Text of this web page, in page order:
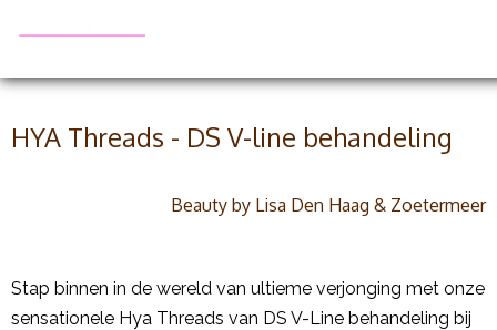
HYA Threads - DS V-line behandeling
Beauty by Lisa Den Haag & Zoetermeer
Stap binnen in de wereld van ultieme verjonging met onze
sensationele Hya Threads van DS V-Line behandeling bij